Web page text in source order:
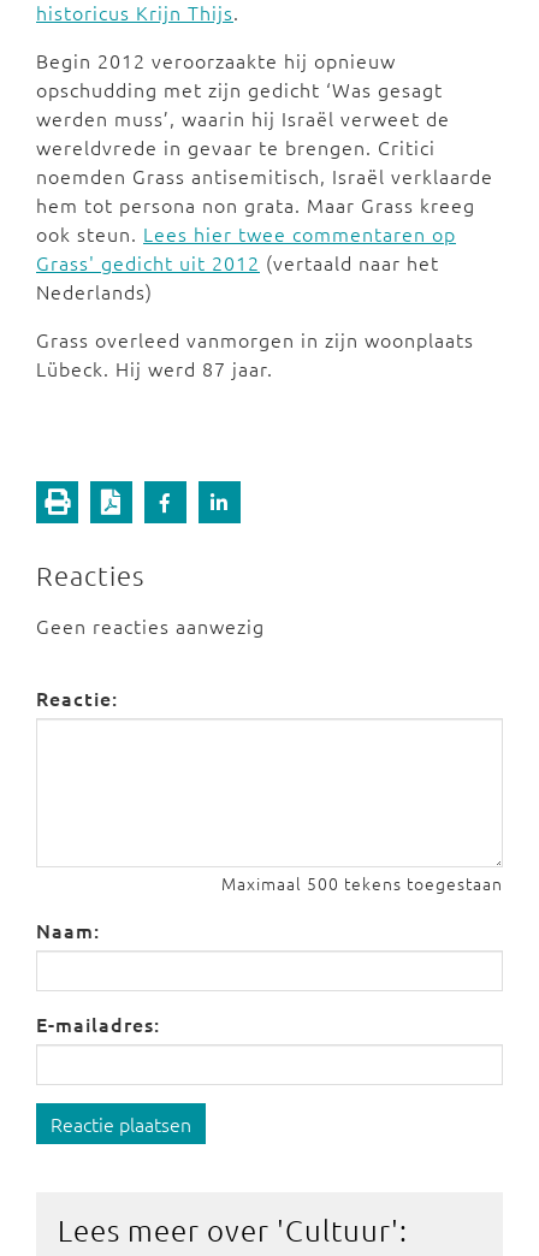
historicus Krijn Thijs.
Begin 2012 veroorzaakte hij opnieuw
opschudding met zijn gedicht ‘Was gesagt
werden muss’, waarin hij Israël verweet de
wereldvrede in gevaar te brengen. Critici
noemden Grass antisemitisch, Israël verklaarde
hem tot persona non grata. Maar Grass kreeg
ook steun. Lees hier twee commentaren op
Grass' gedicht uit 2012 (vertaald naar het
Nederlands)
Grass overleed vanmorgen in zijn woonplaats
Lübeck. Hij werd 87 jaar.
Reacties
Geen reacties aanwezig
Reactie:
Maximaal 500 tekens toegestaan
Naam:
E-mailadres:
Reactie plaatsen
Lees meer over 'Cultuur':